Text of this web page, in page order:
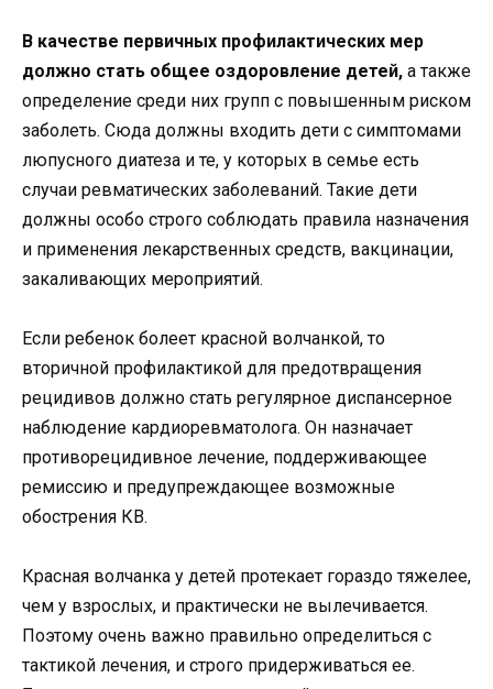
В качестве первичных профилактических мер
должно стать общее оздоровление детей, а также
определение среди них групп с повышенным риском
заболеть. Сюда должны входить дети с симптомами
люпусного диатеза и те, у которых в семье есть
случаи ревматических заболеваний. Такие дети
должны особо строго соблюдать правила назначения
и применения лекарственных средств, вакцинации,
закаливающих мероприятий.
Если ребенок болеет красной волчанкой, то
вторичной профилактикой для предотвращения
рецидивов должно стать регулярное диспансерное
наблюдение кардиоревматолога. Он назначает
противорецидивное лечение, поддерживающее
ремиссию и предупреждающее возможные
обострения КВ.
Красная волчанка у детей протекает гораздо тяжелее,
чем у взрослых, и практически не вылечивается.
Поэтому очень важно правильно определиться с
тактикой лечения, и строго придерживаться ее.